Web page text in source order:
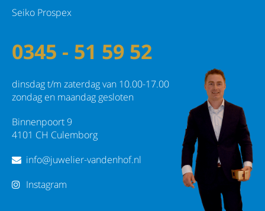
Seiko Prospex
0345 - 51 59 52
dinsdag t/m zaterdag van 10.00-17.00
zondag en maandag gesloten
Binnenpoort 9
4101 CH Culemborg
info@juwelier-vandenhof.nl
Instagram